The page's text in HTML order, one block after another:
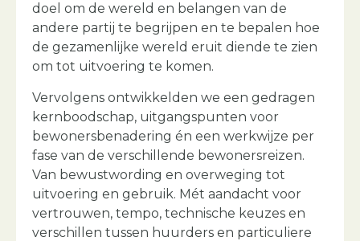
doel om de wereld en belangen van de
andere partij te begrijpen en te bepalen hoe
de gezamenlijke wereld eruit diende te zien
om tot uitvoering te komen.
Vervolgens ontwikkelden we een gedragen
kernboodschap, uitgangspunten voor
bewonersbenadering én een werkwijze per
fase van de verschillende bewonersreizen.
Van bewustwording en overweging tot
uitvoering en gebruik. Mét aandacht voor
vertrouwen, tempo, technische keuzes en
verschillen tussen huurders en particuliere